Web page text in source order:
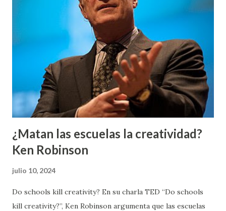
cosas hedonistas como el ejercicio, una buena comida, el
sexo, una copa con amigos, y pensar en el otro. La
creatividad requiere ciertos procesos para aumentar las
posibilidades de que aparezca el momento “eureka” o “ajá”.
Estos procesos incluyen la preparación, que puede
requerir años y es necesaria pero no suficiente; la
incubación, que implica pensar ob...
¿Matan las escuelas la creatividad?
Ken Robinson
julio 10, 2024
Do schools kill creativity? En su charla TED “Do schools
kill creativity?”, Ken Robinson argumenta que las escuelas